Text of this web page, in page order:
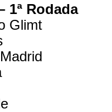
1ª Rodada
Glimt